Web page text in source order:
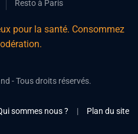
Resto à Paris
pour la santé. Consommez
- Tous droits réservés.
sommes nous ? | Plan du site